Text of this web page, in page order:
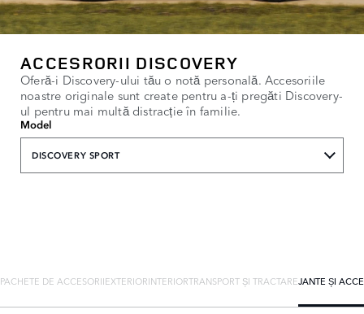
ACCESRORII DISCOVERY
Oferă-i Discovery-ului tău o notă personală. Accesoriile
noastre originale sunt create pentru a-ți pregăti Discovery-
ul pentru mai multă distracție în familie.
Model
DISCOVERY SPORT
PACHETE DE ACCESORIIEXTERIORINTERIORTRANSPORT ȘI TRACTAREJANTE ȘI